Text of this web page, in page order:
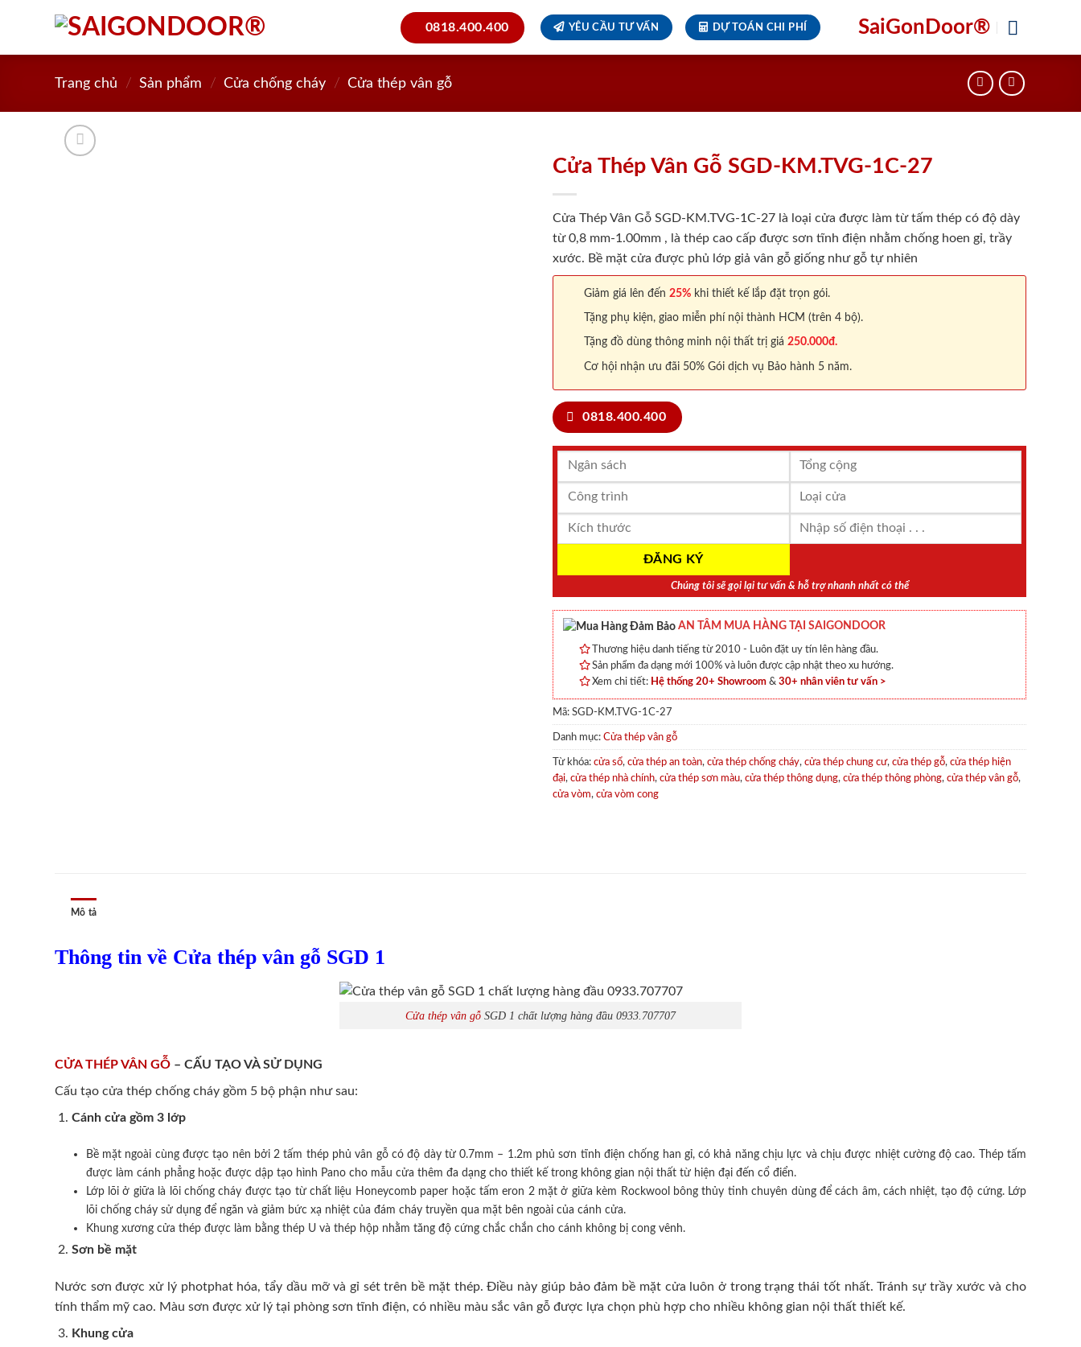
0818.400.400 YÊU CẦU TƯ VẤN DỰ TOÁN CHI PHÍ SaiGonDoor®
Trang chủ / Sản phẩm / Cửa chống cháy / Cửa thép vân gỗ
Cửa Thép Vân Gỗ SGD-KM.TVG-1C-27
Cửa Thép Vân Gỗ SGD-KM.TVG-1C-27 là loại cửa được làm từ tấm thép có độ dày
từ 0,8 mm-1.00mm , là thép cao cấp được sơn tĩnh điện nhằm chống hoen gỉ, trầy
xước. Bề mặt cửa được phủ lớp giả vân gỗ giống như gỗ tự nhiên
Giảm giá lên đến 25% khi thiết kế lắp đặt trọn gói.
Tặng phụ kiện, giao miễn phí nội thành HCM (trên 4 bộ).
Tặng đồ dùng thông minh nội thất trị giá 250.000đ.
Cơ hội nhận ưu đãi 50% Gói dịch vụ Bảo hành 5 năm.
0818.400.400
Chúng tôi sẽ gọi lại tư vấn & hỗ trợ nhanh nhất có thể
AN TÂM MUA HÀNG TẠI SAIGONDOOR
Thương hiệu danh tiếng từ 2010 - Luôn đặt uy tín lên hàng đầu.
Sản phẩm đa dạng mới 100% và luôn được cập nhật theo xu hướng.
Xem chi tiết: Hệ thống 20+ Showroom & 30+ nhân viên tư vấn >
Mã: SGD-KM.TVG-1C-27
Danh mục: Cửa thép vân gỗ
Từ khóa: cửa sổ, cửa thép an toàn, cửa thép chống cháy, cửa thép chung cư, cửa thép gỗ, cửa thép hiện
đại, cửa thép nhà chính, cửa thép sơn màu, cửa thép thông dụng, cửa thép thông phòng, cửa thép vân gỗ,
cửa vòm, cửa vòm cong
Mô tả
Thông tin về Cửa thép vân gỗ SGD 1
Cửa thép vân gỗ SGD 1 chất lượng hàng đầu 0933.707707
CỬA THÉP VÂN GỖ – CẤU TẠO VÀ SỬ DỤNG
Cấu tạo cửa thép chống cháy gồm 5 bộ phận như sau:
Cánh cửa gồm 3 lớp
Bề mặt ngoài cùng được tạo nên bởi 2 tấm thép phủ vân gỗ có độ dày từ 0.7mm – 1.2m phủ sơn tĩnh điện chống han gỉ, có khả năng chịu lực và chịu được nhiệt cường độ cao. Thép tấm
được làm cánh phẳng hoặc được dập tạo hình Pano cho mẫu cửa thêm đa dạng cho thiết kế trong không gian nội thất từ hiện đại đến cổ điển.
Lớp lõi ở giữa là lõi chống cháy được tạo từ chất liệu Honeycomb paper hoặc tấm eron 2 mặt ở giữa kèm Rockwool bông thủy tinh chuyên dùng để cách âm, cách nhiệt, tạo độ cứng. Lớp
lõi chống cháy sử dụng để ngăn và giảm bức xạ nhiệt của đám cháy truyền qua mặt bên ngoài của cánh cửa.
Khung xương cửa thép được làm bằng thép U và thép hộp nhằm tăng độ cứng chắc chắn cho cánh không bị cong vênh.
Sơn bề mặt
Nước sơn được xử lý photphat hóa, tẩy dầu mỡ và gỉ sét trên bề mặt thép. Điều này giúp bảo đảm bề mặt cửa luôn ở trong trạng thái tốt nhất. Tránh sự trầy xước và cho
tính thẩm mỹ cao. Màu sơn được xử lý tại phòng sơn tĩnh điện, có nhiều màu sắc vân gỗ được lựa chọn phù hợp cho nhiều không gian nội thất thiết kế.
Khung cửa